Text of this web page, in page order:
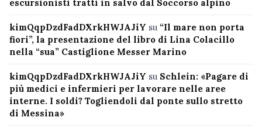
escursionisti tratti in salvo dal Soccorso alpino
kimQqpDzdFadDXrkHWJAJiY su “Il mare non porta
fiori”, la presentazione del libro di Lina Colacillo
nella “sua” Castiglione Messer Marino
kimQqpDzdFadDXrkHWJAJiY su Schlein: «Pagare di
più medici e infermieri per lavorare nelle aree
interne. I soldi? Togliendoli dal ponte sullo stretto
di Messina»